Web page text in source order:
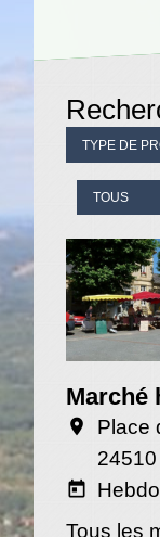
TYPE DE
TOUS
Marché
location_on
Place
today
Tous les